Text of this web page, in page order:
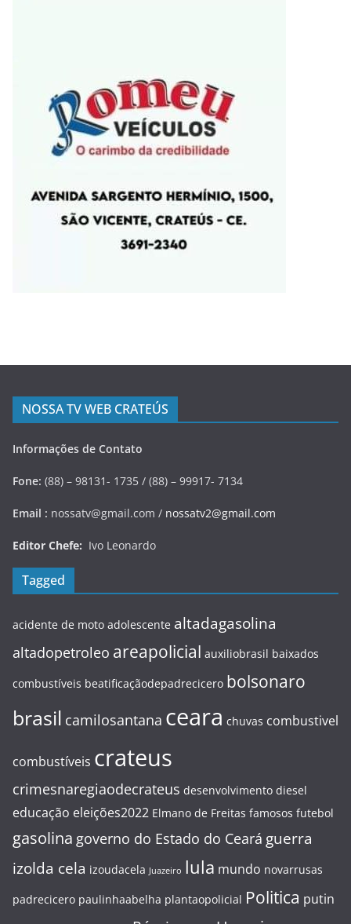
NOSSA TV WEB CRATEÚS
Informações de Contato
Fone: (88) – 98131- 1735 / (88) – 99917- 7134
Email : nossatv@gmail.com / nossatv2@gmail.com
Editor Chefe: Ivo Leonardo
Tagged
acidente de moto adolescente altadagasolina
altadopetroleo areapolicial auxiliobrasil baixados
combustíveis beatificaçãodepadrecicero bolsonaro
brasil camilosantana ceara chuvas combustivel
combustíveis crateus
crimesnaregiaodecrateus desenvolvimento diesel
educação eleições2022 Elmano de Freitas famosos futebol
gasolina governo do Estado do Ceará guerra
izolda cela izoudacela Juazeiro lula mundo novarrusas
padrecicero paulinhaabelha plantaopolicial Politica putin